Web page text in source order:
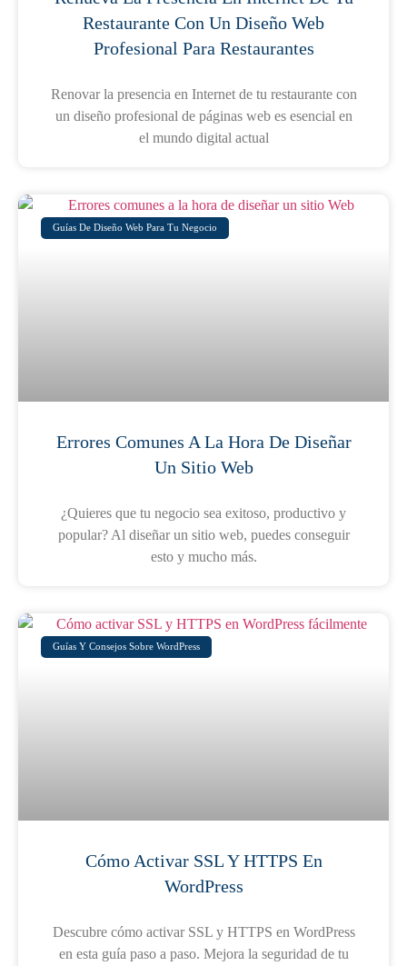
Restaurante Con Un Diseño Web
Profesional Para Restaurantes
Renovar la presencia en Internet de tu restaurante con
un diseño profesional de páginas web es esencial en
el mundo digital actual
Guías De Diseño Web Para Tu Negocio
Errores Comunes A La Hora De Diseñar
Un Sitio Web
¿Quieres que tu negocio sea exitoso, productivo y
popular? Al diseñar un sitio web, puedes conseguir
esto y mucho más.
Guías Y Consejos Sobre WordPress
Cómo Activar SSL Y HTTPS En
WordPress
Descubre cómo activar SSL y HTTPS en WordPress
en esta guía paso a paso. Mejora la seguridad de tu